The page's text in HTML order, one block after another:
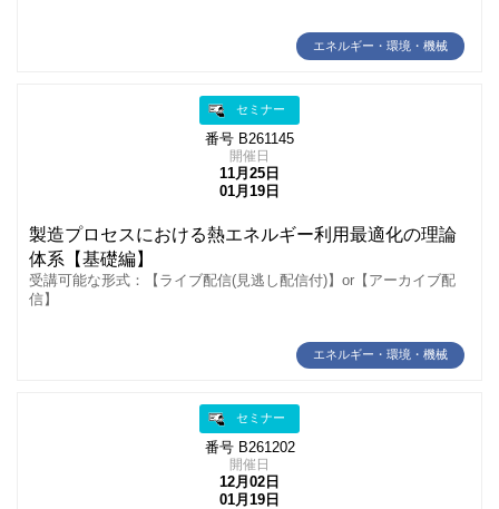
エネルギー・環境・機械
セミナー
番号 B261145
開催日
11月25日
01月19日
製造プロセスにおける熱エネルギー利用最適化の理論
体系【基礎編】
受講可能な形式：【ライブ配信(見逃し配信付)】or【アーカイブ配
信】
エネルギー・環境・機械
セミナー
番号 B261202
開催日
12月02日
01月19日